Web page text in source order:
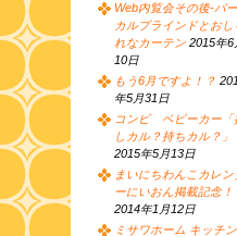
Web内覧会その後-バ
カルブラインドとおし
れなカーテン 2015年6
10日
もう6月ですよ！？
年5月31日
コンビ ベビーカー「
しカル？持ちカル？」
2015年5月13日
まいにちわんこカレン
ーにいおん掲載記念！
2014年1月12日
ミサワホーム キッチ